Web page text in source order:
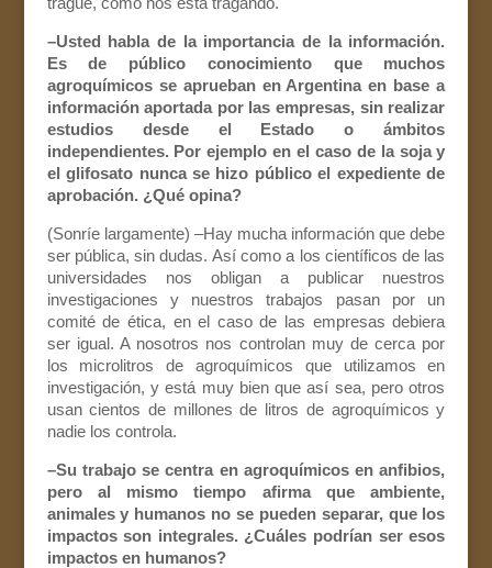
–Usted habla de la importancia de la información.
Es de público conocimiento que muchos
agroquímicos se aprueban en Argentina en base a
información aportada por las empresas, sin realizar
estudios desde el Estado o ámbitos
independientes. Por ejemplo en el caso de la soja y
el glifosato nunca se hizo público el expediente de
aprobación. ¿Qué opina?
(Sonríe largamente) –Hay mucha información que debe
ser pública, sin dudas. Así como a los científicos de las
universidades nos obligan a publicar nuestros
investigaciones y nuestros trabajos pasan por un
comité de ética, en el caso de las empresas debiera
ser igual. A nosotros nos controlan muy de cerca por
los microlitros de agroquímicos que utilizamos en
investigación, y está muy bien que así sea, pero otros
usan cientos de millones de litros de agroquímicos y
nadie los controla.
–Su trabajo se centra en agroquímicos en anfibios,
pero al mismo tiempo afirma que ambiente,
animales y humanos no se pueden separar, que los
impactos son integrales. ¿Cuáles podrían ser esos
impactos en humanos?